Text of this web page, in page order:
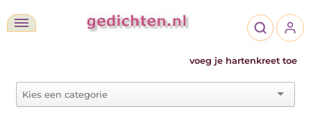
voeg je hartenkreet toe